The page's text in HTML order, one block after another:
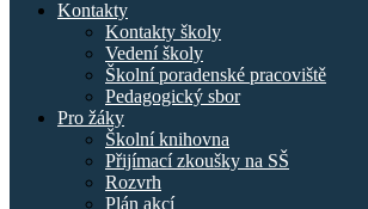
Kontakty
Kontakty školy
Vedení školy
Školní poradenské pracoviště
Pedagogický sbor
Pro žáky
Školní knihovna
Přijímací zkoušky na SŠ
Rozvrh
Plán akcí